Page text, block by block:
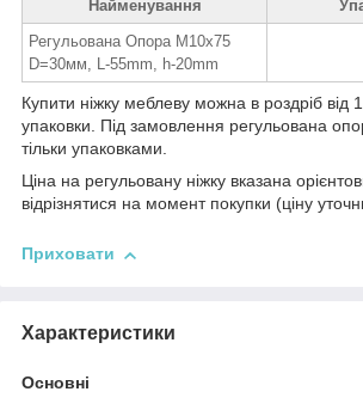
Найменування
Регульована Опора М10х75
D=30мм, L-55mm, h-20mm
Купити ніжку меблеву можна в роздріб від
упаковки. Під замовлення регульована
тільки упаковками.
Ціна на регульовану ніжку вказана
відрізнятися на момент покупки (ціну
Приховати
Характеристики
Основні